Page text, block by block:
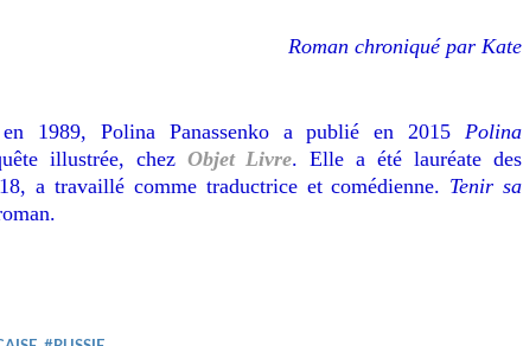
Roman chroniqué par Kate
1989, Polina Panassenko a publié en 2015 Polina
illustrée, chez Objet Livre. Elle a été lauréate des
a travaillé comme traductrice et comédienne. Tenir sa